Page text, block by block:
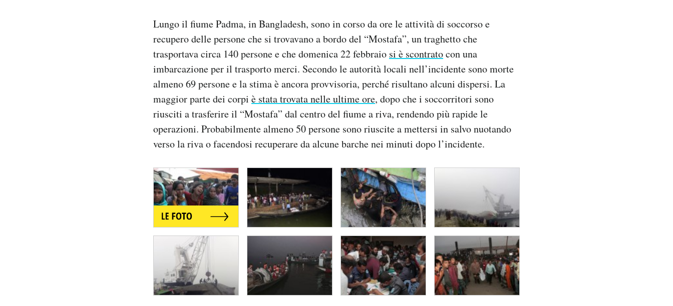
Lungo il fiume Padma, in Bangladesh, sono in corso da ore le attività di soccorso e
recupero delle persone che si trovavano a bordo del “Mostafa”, un traghetto che
trasportava circa 140 persone e che domenica 22 febbraio si è scontratocon una
imbarcazione per il trasporto merci. Secondo le autorità locali nell’incidente sono morte
almeno 69 persone e la stima è ancora provvisoria, perché risultano alcuni dispersi. La
maggior parte dei corpi è stata trovata nelle ultime ore, dopo che i soccorritori sono
riusciti a trasferire il “Mostafa” dal centro del fiume a riva, rendendo più rapide le
operazioni. Probabilmente almeno 50 persone sono riuscite a mettersi in salvo nuotando
verso la riva o facendosi recuperare da alcune barche nei minuti dopo l’incidente.